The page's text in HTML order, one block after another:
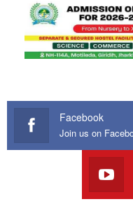
Facebook
Join us on